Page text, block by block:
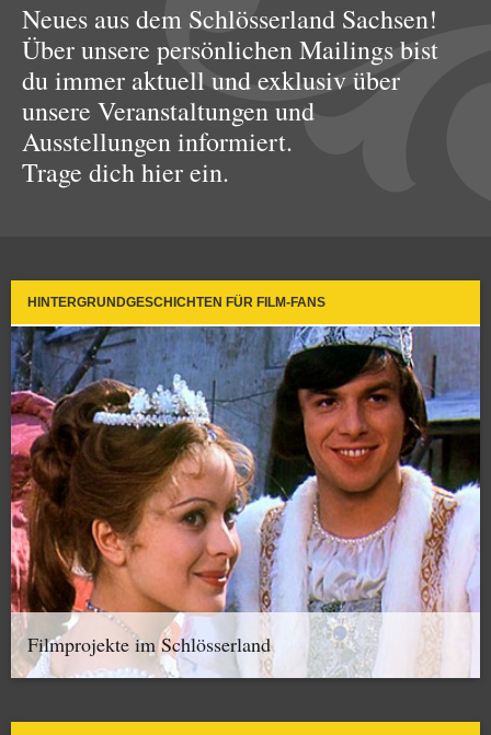
Neues aus dem Schlösserland Sachsen!
Über unsere persönlichen Mailings bist
du immer aktuell und exklusiv über
unsere Veranstaltungen und
Ausstellungen informiert.
Trage dich hier ein.
HINTERGRUNDGESCHICHTEN FÜR FILM-FANS
Filmprojekte im Schlösserland